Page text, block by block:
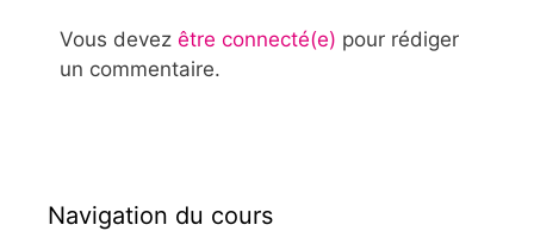
Vous devez être connecté(e) pour rédiger
un commentaire.
Navigation du cours